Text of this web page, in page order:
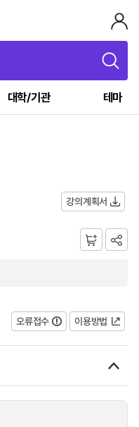
대학/기관 테마
강의계획서
오류접수
이용방법